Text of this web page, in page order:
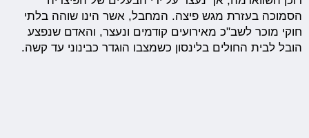
הסמוכה בעזרת מגש פיצה. המחבל, אשר הינו שוהה בלתי
חוקי מוכר לשב"כ מאירועים קודמים ונעצר, והאדם שנפצע
הובל לבית החולים בלינסון כשמצבו הוגדר כבינוני עד קשה.